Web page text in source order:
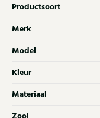
Productsoort
Merk
Model
Kleur
Materiaal